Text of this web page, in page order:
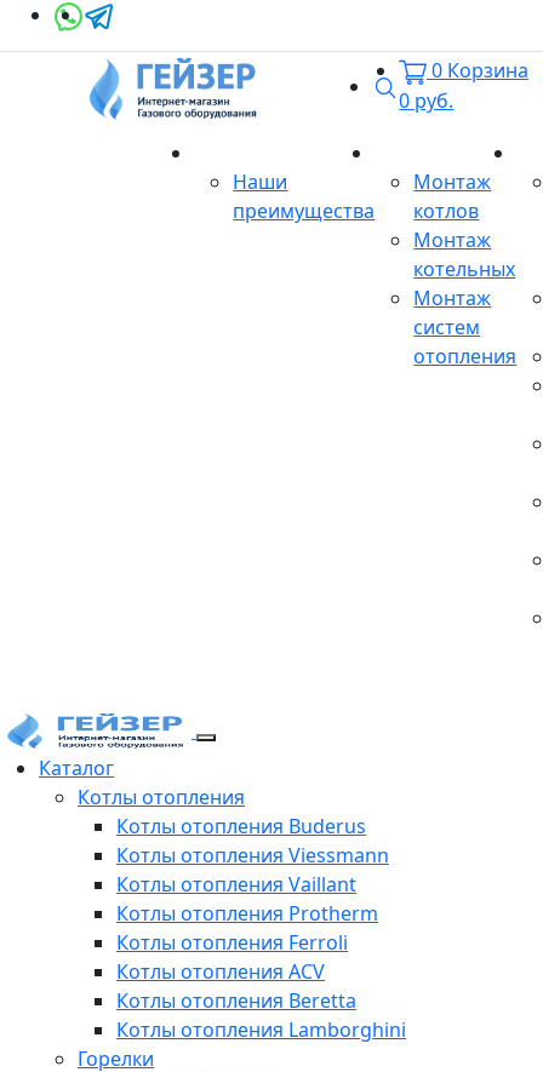
Поиск
0 Корзина
0 руб.
Наши
преимущества
Монтаж
котлов
Монтаж
котельных
Монтаж
систем
отопления
Каталог
Котлы отопления
Котлы отопления Buderus
Котлы отопления Viessmann
Котлы отопления Vaillant
Котлы отопления Protherm
Котлы отопления Ferroli
Котлы отопления ACV
Котлы отопления Beretta
Котлы отопления Lamborghini
Горелки